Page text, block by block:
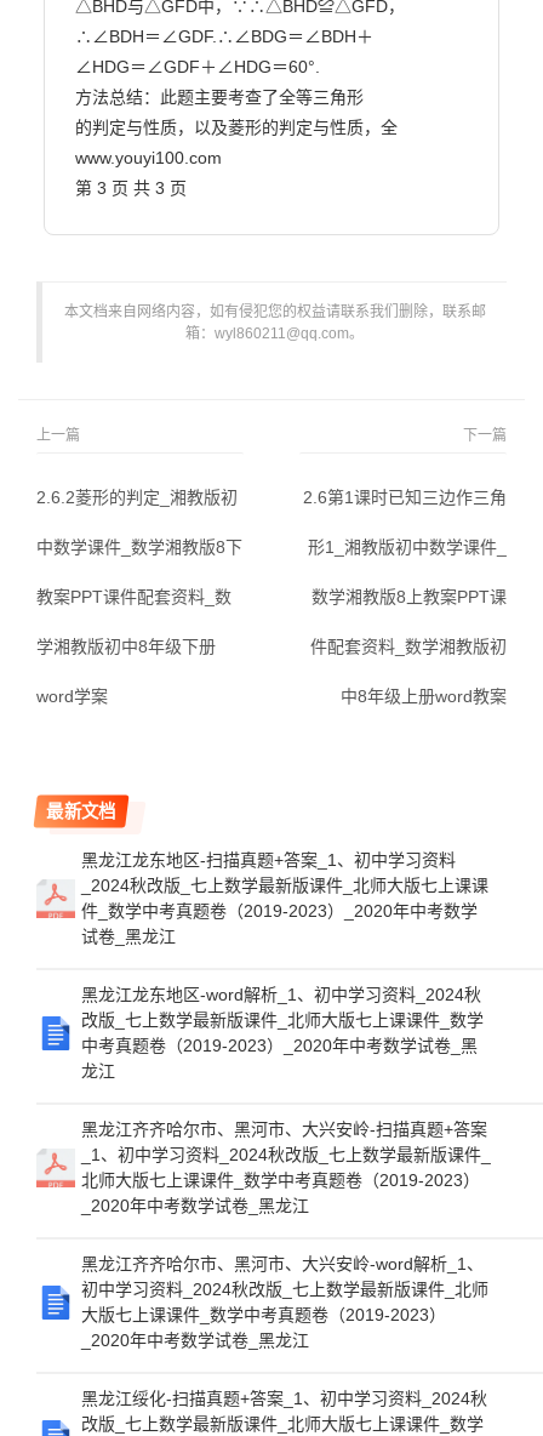
△BHD与△GFD中，∵∴△BHD≌△GFD，
∴∠BDH＝∠GDF.∴∠BDG＝∠BDH＋
∠HDG＝∠GDF＋∠HDG＝60°.
方法总结：此题主要考查了全等三角形
的判定与性质，以及菱形的判定与性质，全
www.youyi100.com
第 3 页 共 3 页
本文档来自网络内容，如有侵犯您的权益请联系我们删除，联系邮
箱：wyl860211@qq.com。
上一篇
2.6.2菱形的判定_湘教版初
中数学课件_数学湘教版8下
教案PPT课件配套资料_数
学湘教版初中8年级下册
word学案
下一篇
2.6第1课时已知三边作三角
形1_湘教版初中数学课件_
数学湘教版8上教案PPT课
件配套资料_数学湘教版初
中8年级上册word教案
最新文档
黑龙江龙东地区-扫描真题+答案_1、初中学习资料
_2024秋改版_七上数学最新版课件_北师大版七上课课
件_数学中考真题卷（2019-2023）_2020年中考数学
试卷_黑龙江
黑龙江龙东地区-word解析_1、初中学习资料_2024秋
改版_七上数学最新版课件_北师大版七上课课件_数学
中考真题卷（2019-2023）_2020年中考数学试卷_黑
龙江
黑龙江齐齐哈尔市、黑河市、大兴安岭-扫描真题+答案
_1、初中学习资料_2024秋改版_七上数学最新版课件_
北师大版七上课课件_数学中考真题卷（2019-2023）
_2020年中考数学试卷_黑龙江
黑龙江齐齐哈尔市、黑河市、大兴安岭-word解析_1、
初中学习资料_2024秋改版_七上数学最新版课件_北师
大版七上课课件_数学中考真题卷（2019-2023）
_2020年中考数学试卷_黑龙江
黑龙江绥化-扫描真题+答案_1、初中学习资料_2024秋
改版_七上数学最新版课件_北师大版七上课课件_数学